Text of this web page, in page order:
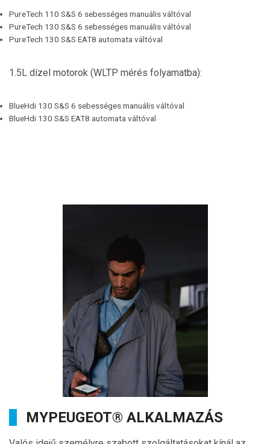
PureTech 110 S&S 6 sebességes manuális váltóval
PureTech 130 S&S 6 sebességes manuális váltóval
PureTech 130 S&S EAT8 automata váltóval
1.5L dízel motorok (WLTP mérés folyamatba):
BlueHdi 130 S&S 6 sebességes manuális váltóval
BlueHdi 130 S&S EAT8 automata váltóval
MYPEUGEOT® ALKALMAZÁS